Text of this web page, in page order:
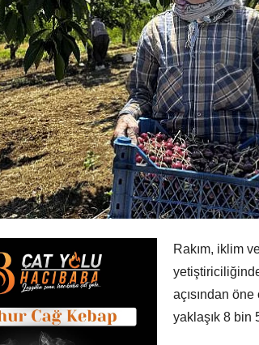
Rakım, iklim
açısından öne
yaklaşık 8 bin